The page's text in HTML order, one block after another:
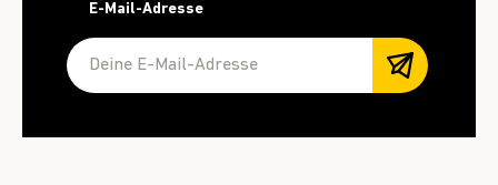
E-Mail-Adresse